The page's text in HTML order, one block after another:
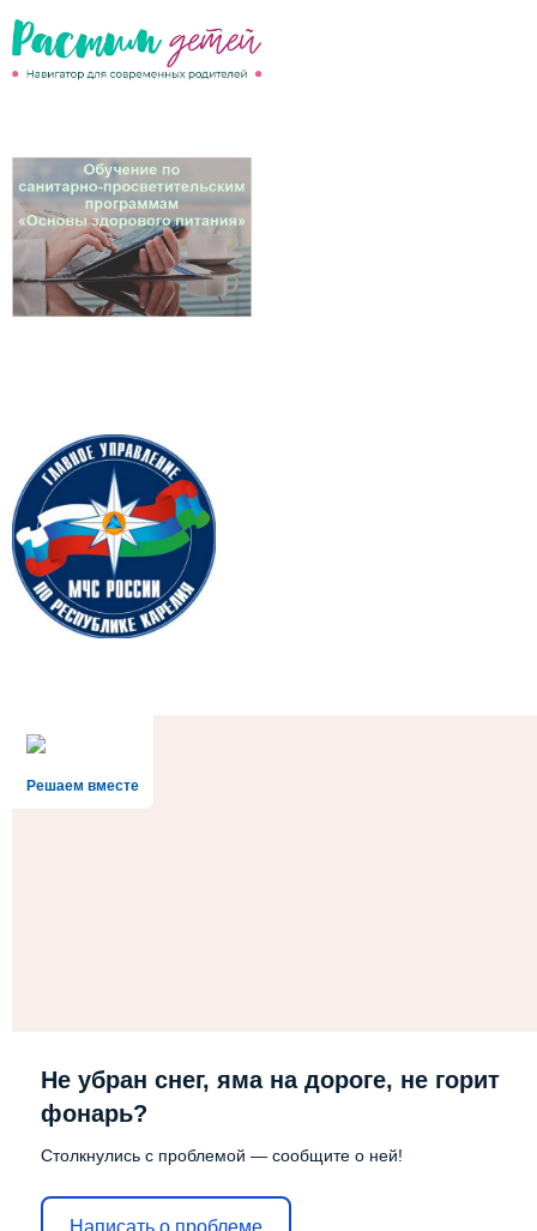
Решаем вместе
Не убран снег, яма на дороге, не горит
фонарь?
Столкнулись с проблемой — сообщите о ней!
Написать о проблеме